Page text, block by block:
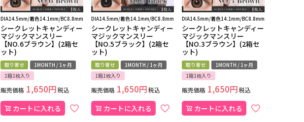
DIA14.5mm/着色14.1mm/BC8.8mm
シークレットキャンディー
マジックマンスリー
【NO.6ブラウン】(2箱セ
ット)
取り寄せ
1MONTH / 1ヶ月
1箱1枚入り
販売価格 1,650 税込
カートに入れる
DIA14.5mm/着色14.1mm/BC8.8mm
シークレットキャンディー
マジックマンスリー
【NO.5ブラック】(2箱セ
ット)
取り寄せ
1MONTH / 1ヶ月
1箱1枚入り
販売価格 1,650 税込
カートに入れる
DIA14.5mm/着色14.1mm/BC8.8mm
シークレットキャンディー
マジックマンスリー
【NO.3ブラウン】(2箱セ
ット)
取り寄せ
1MONTH / 1ヶ月
1箱1枚入り
販売価格 1,650 税込
カートに入れる